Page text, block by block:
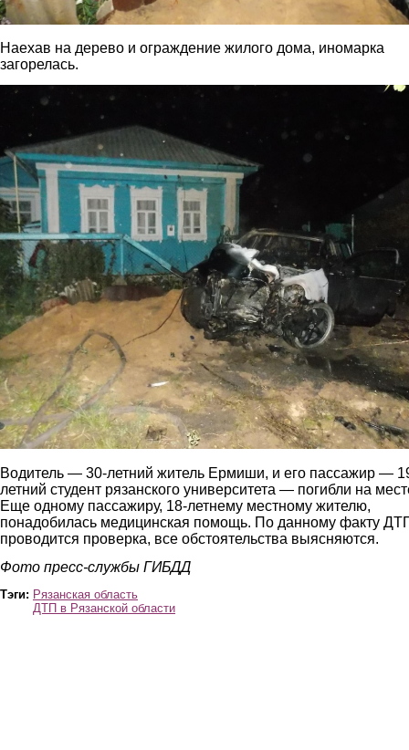
Наехав на дерево и ограждение жилого дома, иномарка
загорелась.
Водитель — 30-летний житель Ермиши, и его пассажир —
летний студент рязанского университета — погибли на
Еще одному пассажиру, 18-летнему местному жителю,
понадобилась медицинская помощь. По данному факту
проводится проверка, все обстоятельства выясняются.
Фото пресс-службы ГИБДД
Тэги: Рязанская область
ДТП в Рязанской области